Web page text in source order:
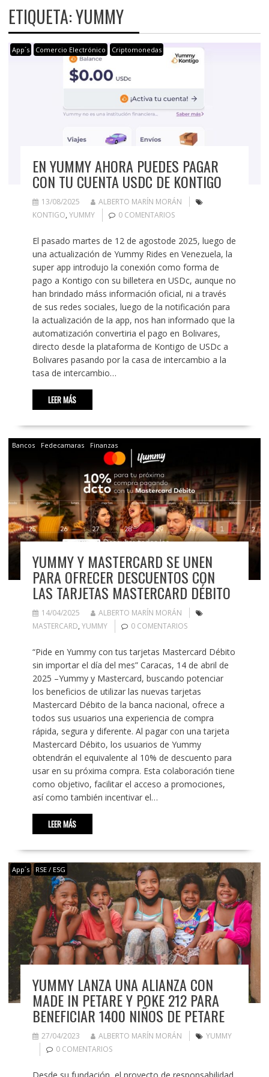
ETIQUETA:YUMMY
App´s Comercio Electrónico Criptomonedas
EN YUMMY AHORA PUEDES PAGAR
CON TU CUENTA USDC DE KONTIGO
13/08/2025
ALBERTO MARÍN MORÁN
KONTIGO, YUMMY 0 COMENTARIOS
El pasado martes de 12 de agostode 2025, luego de
una actualización de Yummy Rides en Venezuela, la
super app introdujo la conexión como forma de
pago a Kontigo con su billetera en USDc, aunque no
han brindado máss información oficial, ni a través
de sus redes sociales, luego de la notificación para
la actualización de la app, nos han informado que la
automatización convertiria el pago en Bolivares,
directo desde la plataforma de Kontigo de USDc a
Bolivares pasando por la casa de intercambio a la
tasa de intercambio…
LEER MÁS
Bancos Fedecamaras Finanzas
YUMMY Y MASTERCARD SE UNEN
PARA OFRECER DESCUENTOS CON
LAS TARJETAS MASTERCARD DÉBITO
14/04/2025
ALBERTO MARÍN MORÁN
MASTERCARD, YUMMY 0 COMENTARIOS
“Pide en Yummy con tus tarjetas Mastercard Débito
sin importar el día del mes” Caracas, 14 de abril de
2025 –Yummy y Mastercard, buscando potenciar
los beneficios de utilizar las nuevas tarjetas
Mastercard Débito de la banca nacional, ofrece a
todos sus usuarios una experiencia de compra
rápida, segura y diferente. Al pagar con una tarjeta
Mastercard Débito, los usuarios de Yummy
obtendrán el equivalente al 10% de descuento para
usar en su próxima compra. Esta colaboración tiene
como objetivo, facilitar el acceso a promociones,
así como también incentivar el…
LEER MÁS
App´s RSE / ESG
YUMMY LANZA UNA ALIANZA CON
MADE IN PETARE Y POKE 212 PARA
BENEFICIAR 1400 NIÑOS DE PETARE
27/04/2023 ALBERTO MARÍN MORÁN
YUMMY
0 COMENTARIOS